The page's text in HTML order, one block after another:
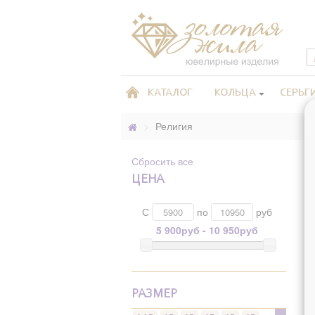
КАТАЛОГ КОЛЬЦА
Религия
Сбросить все
ЦЕНА
С по
руб
5 900руб - 10 950руб
РАЗМЕР